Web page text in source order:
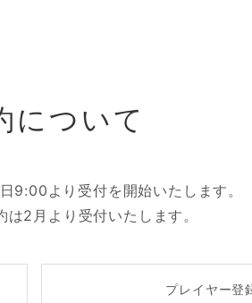
について
9:00より受付を開始いたします。
2月より受付いたします。
プレイヤー登